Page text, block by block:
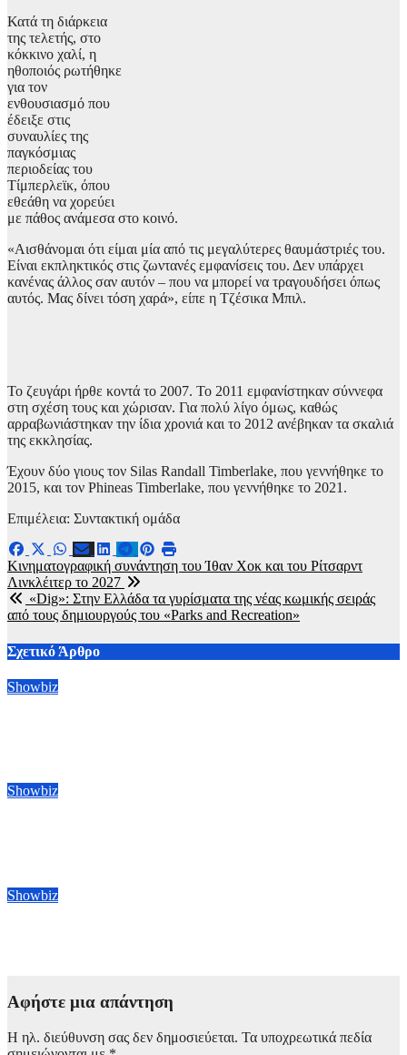
Κατά τη διάρκεια
της τελετής, στο
κόκκινο χαλί, η
ηθοποιός ρωτήθηκε
για τον
ενθουσιασμό που
έδειξε στις
συναυλίες της
παγκόσμιας
περιοδείας του
Τίμπερλεϊκ, όπου
εθεάθη να χορεύει
με πάθος ανάμεσα στο κοινό.
«Αισθάνομαι ότι είμαι μία από τις μεγαλύτερες θαυμάστριές του.
Είναι εκπληκτικός στις ζωντανές εμφανίσεις του. Δεν υπάρχει
κανένας άλλος σαν αυτόν – που να μπορεί να τραγουδήσει όπως
αυτός. Μας δίνει τόση χαρά», είπε η Τζέσικα Μπιλ.
Το ζευγάρι ήρθε κοντά το 2007. Το 2011 εμφανίστηκαν σύννεφα
στη σχέση τους και χώρισαν. Για πολύ λίγο όμως, καθώς
αρραβωνιάστηκαν την ίδια χρονιά και το 2012 ανέβηκαν τα σκαλιά
της εκκλησίας.
Έχουν δύο γιους τον Silas Randall Timberlake, που γεννήθηκε το
2015, και τον Phineas Timberlake, που γεννήθηκε το 2021.
Επιμέλεια: Συντακτική ομάδα
Πλοήγηση
άρθρων
Κινηματογραφική συνάντηση του Ίθαν Χοκ και του Ρίτσαρντ
Λινκλέιτερ το 2027
«Dig»: Στην Ελλάδα τα γυρίσματα της νέας κωμικής σειράς
από τους δημιουργούς του «Parks and Recreation»
Σχετικό Άρθρο
Showbiz
Showbiz
Showbiz
Αφήστε μια απάντηση
Η ηλ. διεύθυνση σας δεν δημοσιεύεται. Τα υποχρεωτικά πεδία